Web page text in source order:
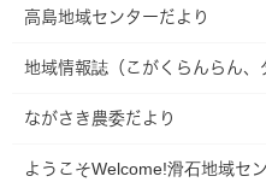
高島地域センターだより
地域情報誌（こがくらんらん、
ながさき農委だより
ようこそWelcome!滑石地域セ